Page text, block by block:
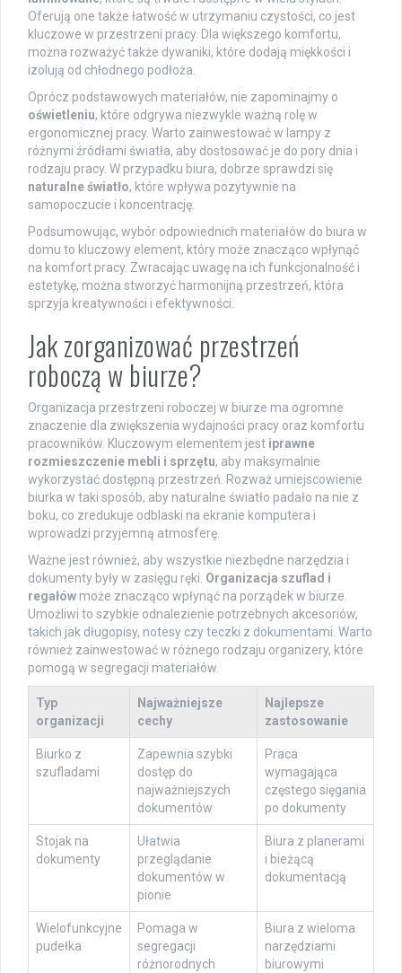
Oferują one także łatwość w utrzymaniu czystości, co jest
kluczowe w przestrzeni pracy. Dla większego komfortu,
można rozważyć także dywaniki, które dodają miękkości i
izolują od chłodnego podłoża.
Oprócz podstawowych materiałów, nie zapominajmy o
oświetleniu, które odgrywa niezwykle ważną rolę w
ergonomicznej pracy. Warto zainwestować w lampy z
różnymi źródłami światła, aby dostosować je do pory dnia i
rodzaju pracy. W przypadku biura, dobrze sprawdzi się
naturalne światło, które wpływa pozytywnie na
samopoczucie i koncentrację.
Podsumowując, wybór odpowiednich materiałów do biura w
domu to kluczowy element, który może znacząco wpłynąć
na komfort pracy. Zwracając uwagę na ich funkcjonalność i
estetykę, można stworzyć harmonijną przestrzeń, która
sprzyja kreatywności i efektywności.
Jak zorganizować przestrzeń
roboczą w biurze?
Organizacja przestrzeni roboczej w biurze ma ogromne
znaczenie dla zwiększenia wydajności pracy oraz komfortu
pracowników. Kluczowym elementem jest iprawne
rozmieszczenie mebli i sprzętu, aby maksymalnie
wykorzystać dostępną przestrzeń. Rozważ umiejscowienie
biurka w taki sposób, aby naturalne światło padało na nie z
boku, co zredukuje odblaski na ekranie komputera i
wprowadzi przyjemną atmosferę.
Ważne jest również, aby wszystkie niezbędne narzędzia i
dokumenty były w zasięgu ręki. Organizacja szuflad i
regałów może znacząco wpłynąć na porządek w biurze.
Umożliwi to szybkie odnalezienie potrzebnych akcesoriów,
takich jak długopisy, notesy czy teczki z dokumentami. Warto
również zainwestować w różnego rodzaju organizery, które
pomogą w segregacji materiałów.
Typ
organizacji
Najważniejsze
cechy
Najlepsze
zastosowanie
Biurko z
szufladami
Zapewnia szybki
dostęp do
najważniejszych
dokumentów
Praca
wymagająca
częstego sięgania
po dokumenty
Stojak na
dokumenty
Ułatwia
przeglądanie
dokumentów w
pionie
Biura z planerami
i bieżącą
dokumentacją
Wielofunkcyjne
pudełka
Pomaga w
segregacji
różnorodnych
Biura z wieloma
narzędziami
biurowymi